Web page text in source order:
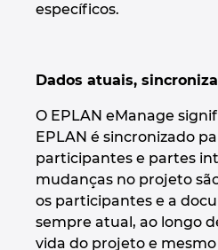
específicos.
Dados atuais,
O EPLAN eManage
EPLAN é sincronizado
participantes e partes
mudanças no projeto
os participantes e a
sempre atual, ao longo
vida do projeto e
United Arab Emirates